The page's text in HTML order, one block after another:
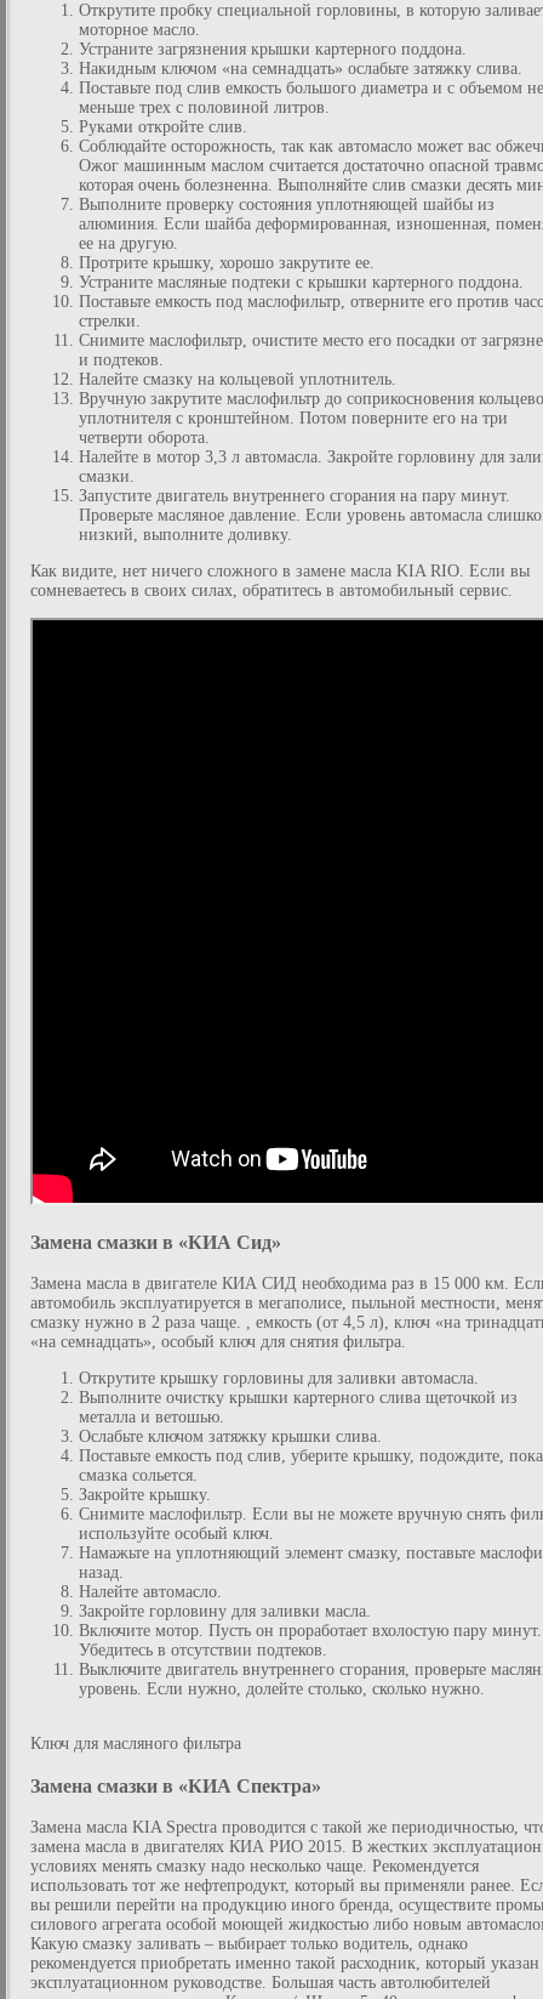
Открутите пробку специальной горловины, в которую
моторное масло.
Устраните загрязнения крышки картерного поддона.
Накидным ключом «на семнадцать» ослабьте затяжку слива.
Поставьте под слив емкость большого диаметра и с объемом не
меньше трех с половиной литров.
Руками откройте слив.
Соблюдайте осторожность, так как автомасло может вас
Ожог машинным маслом считается достаточно опасной
которая очень болезненна. Выполняйте слив смазки десять
Выполните проверку состояния уплотняющей шайбы из
алюминия. Если шайба деформированная, изношенная,
ее на другую.
Протрите крышку, хорошо закрутите ее.
Устраните масляные подтеки с крышки картерного поддона.
Поставьте емкость под маслофильтр, отверните его против
стрелки.
Снимите маслофильтр, очистите место его посадки от
и подтеков.
Налейте смазку на кольцевой уплотнитель.
Вручную закрутите маслофильтр до соприкосновения
уплотнителя с кронштейном. Потом поверните его на три
четверти оборота.
Налейте в мотор 3,3 л автомасла. Закройте горловину для
смазки.
Запустите двигатель внутреннего сгорания на пару минут.
Проверьте масляное давление. Если уровень автомасла
низкий, выполните доливку.
Как видите, нет ничего сложного в замене масла KIA RIO. Если вы
сомневаетесь в своих силах, обратитесь в автомобильный сервис.
Замена смазки в «КИА Сид»
Замена масла в двигателе КИА СИД необходима раз в 15 000 км.
автомобиль эксплуатируется в мегаполисе, пыльной местности,
смазку нужно в 2 раза чаще. , емкость (от 4,5 л), ключ «на
«на семнадцать», особый ключ для снятия фильтра.
Открутите крышку горловины для заливки автомасла.
Выполните очистку крышки картерного слива щеточкой из
металла и ветошью.
Ослабьте ключом затяжку крышки слива.
Поставьте емкость под слив, уберите крышку, подождите, пока
смазка сольется.
Закройте крышку.
Снимите маслофильтр. Если вы не можете вручную снять
используйте особый ключ.
Намажьте на уплотняющий элемент смазку, поставьте
назад.
Налейте автомасло.
Закройте горловину для заливки масла.
Включите мотор. Пусть он проработает вхолостую пару минут.
Убедитесь в отсутствии подтеков.
Выключите двигатель внутреннего сгорания, проверьте
уровень. Если нужно, долейте столько, сколько нужно.
Ключ для масляного фильтра
Замена смазки в «КИА Спектра»
Замена масла KIA Spectra проводится с такой же периодичностью,
замена масла в двигателях КИА РИО 2015. В жестких
условиях менять смазку надо несколько чаще. Рекомендуется
использовать тот же нефтепродукт, который вы применяли ранее.
вы решили перейти на продукцию иного бренда, осуществите
силового агрегата особой моющей жидкостью либо новым
Какую смазку заливать – выбирает только водитель, однако
рекомендуется приобретать именно такой расходник, который указан
эксплуатационном руководстве. Большая часть автолюбителей